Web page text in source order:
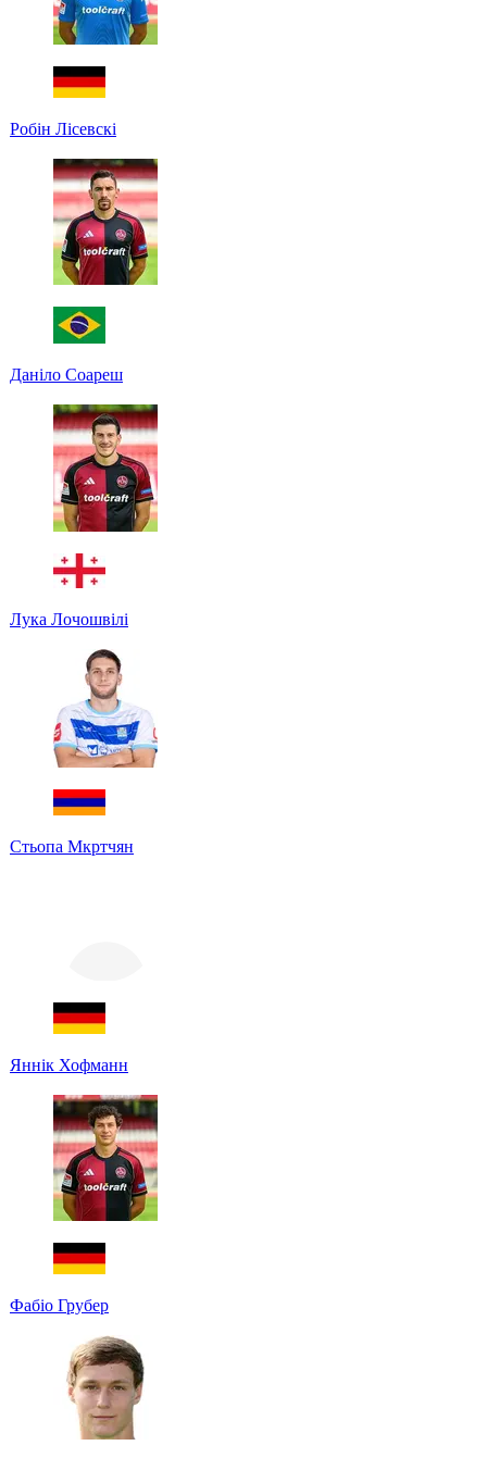
Робін Лісевскі
Даніло Соареш
Лука Лочошвілі
Стьопа Мкртчян
Яннік Хофманн
Фабіо Грубер